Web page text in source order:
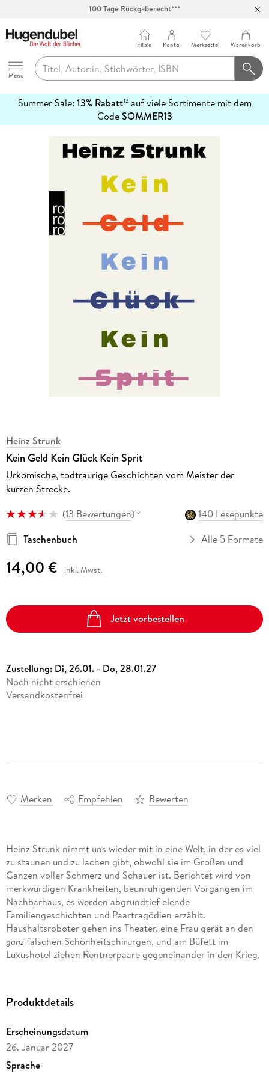
100 Tage Rückgaberecht***
Hugendubel
Menu
Filiale Konto Merkzettel Warenkorb
Summer Sale: 13% Rabatt12auf viele Sortimente mit dem
CodeSOMMER13
erfahren
Heinz Strunk
Kein Geld Kein Glück Kein Sprit
Urkomische, todtraurige Geschichten vom Meister der
kurzen Strecke.
(13 Bewertungen)15
140 Lesepunkte
Taschenbuch
Alle 5 Formate
14,00 € inkl. Mwst.
Jetzt vorbestellen
Zustellung: Di, 26.01. - Do, 28.01.27
Noch nicht erschienen
Versandkostenfrei
Merken Empfehlen Bewerten
Heinz Strunk nimmt uns wieder mit in eine Welt, in der es viel
zu staunen und zu lachen gibt, obwohl sie im Großen und
Ganzen voller Schmerz und Schauer ist. Berichtet wird von
merkwürdigen Krankheiten, beunruhigenden Vorgängen im
Nachbarhaus, es werden abgrundtief elende
Familiengeschichten und Paartragödien erzählt.
Haushaltsroboter gehen ins Theater, eine Frau gerät an den
ganzfalschen Schönheitschirurgen, und am Büfett im
Luxushotel ziehen Rentnerpaare gegeneinander in den Krieg.
verbunden ist.
Produktdetails
Erscheinungsdatum
26. Januar 2027
Sprache